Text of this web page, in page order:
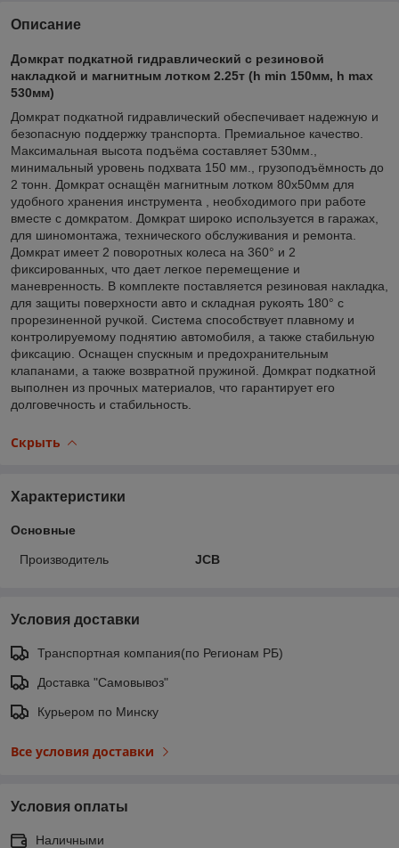
Описание
Домкрат подкатной гидравлический с резиновой
накладкой и магнитным лотком 2.25т (h min 150мм, h max
530мм)
Домкрат подкатной гидравлический обеспечивает надежную и
безопасную поддержку транспорта. Премиальное качество.
Максимальная высота подъёма составляет 530мм.,
минимальный уровень подхвата 150 мм., грузоподъёмность до
2 тонн. Домкрат оснащён магнитным лотком 80х50мм для
удобного хранения инструмента , необходимого при работе
вместе с домкратом. Домкрат широко используется в гаражах,
для шиномонтажа, технического обслуживания и ремонта.
Домкрат имеет 2 поворотных колеса на 360° и 2
фиксированных, что дает легкое перемещение и
маневренность. В комплекте поставляется резиновая накладка,
для защиты поверхности авто и складная рукоять 180° с
прорезиненной ручкой. Система способствует плавному и
контролируемому поднятию автомобиля, а также стабильную
фиксацию. Оснащен спускным и предохранительным
клапанами, а также возвратной пружиной. Домкрат подкатной
выполнен из прочных материалов, что гарантирует его
долговечность и стабильность.
Скрыть
Характеристики
Основные
Производитель JCB
Условия доставки
Транспортная компания(по Регионам РБ)
Доставка "Самовывоз"
Курьером по Минску
Все условия доставки
Условия оплаты
Наличными